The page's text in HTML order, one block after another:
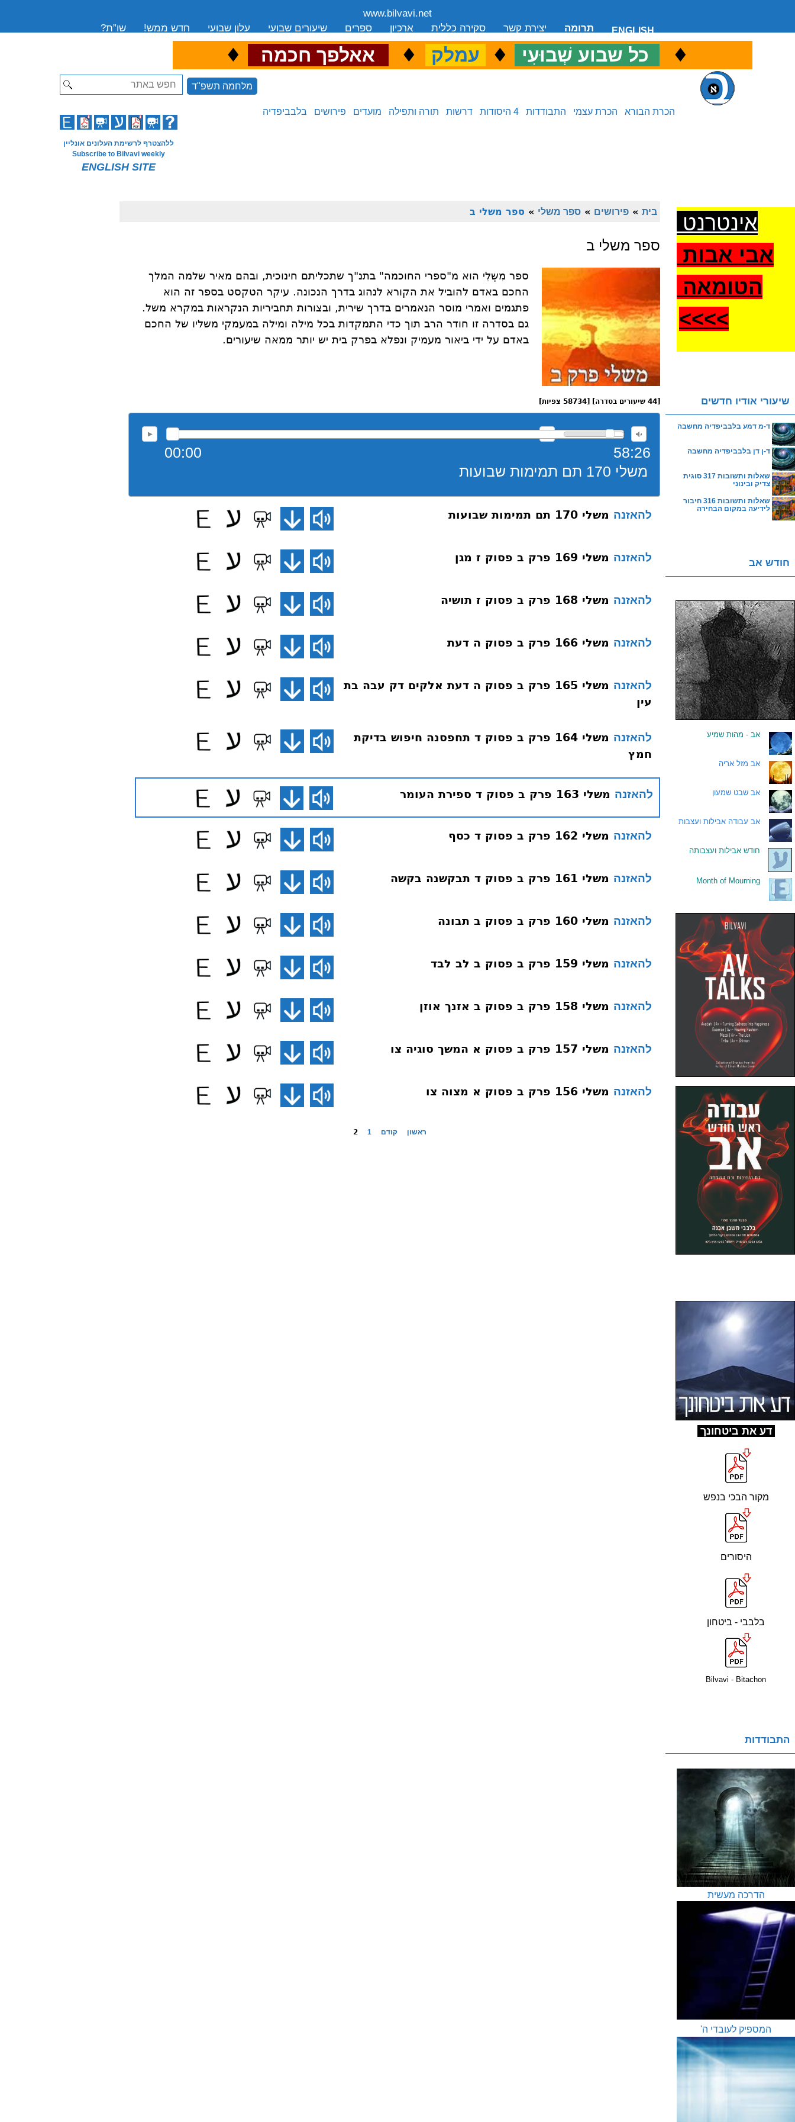
www.bilvavi.net
שו”ת?
חדש ממש! עלון שבועי שיעורים שבועי ספרים ארכיון סקירה כללית יצירת קשר תרומה ENGLISH
♦ כל שבוע שְׁבוּעִי ♦ עמלק ♦ אאלפך חכמה ♦
Search
מלחמה תשפ"ד
הכרת הבורא הכרת עצמי התבודדות 4 היסודות דרשות תורה ותפילה מועדים פירושים בלבביפדיה
ללהצטרף לרשימת העלונים אונליין
Subscribe to Bilvavi weekly
ENGLISH SITE
בית »פירושים »ספר משלי » ספר משלי ב
ספר משלי ב
ספר מִשְלֵי הוא מ"ספרי החוכמה" בתנ"ך שתכליתם חינוכית, ובהם מאיר שלמה המלך
החכם באדם להוביל את הקורא לנהוג בדרך הנכונה. עיקר הטקסט בספר זה הוא
פתגמים ואמרי מוסר הנאמרים בדרך שירית, ובצורות תחביריות הנקראות במקרא משל.
גם בסדרה זו חודר הרב תוך כדי התמקדות בכל מילה ומילה במעמקי משליו של החכם
באדם על ידי ביאור מעמיק ונפלא בפרק בית יש יותר ממאה שיעורים.
[44 שיעורים בסדרה] [58734 צפיות]
00:00
58:26
משלי 170 תם תמימות שבועות
להאזנה משלי 170 תם תמימות שבועות
להאזנה משלי 169 פרק ב פסוק ז מגן
להאזנה משלי 168 פרק ב פסוק ז תושיה
להאזנה משלי 166 פרק ב פסוק ה דעת
להאזנה
משלי 165 פרק ב פסוק ה דעת אלקים דק עבה בת
עין
להאזנה
משלי 164 פרק ב פסוק ד תחפסנה חיפוש בדיקת
חמץ
להאזנה משלי 163 פרק ב פסוק ד ספירת העומר
להאזנה משלי 162 פרק ב פסוק ד כסף
להאזנה משלי 161 פרק ב פסוק ד תבקשנה בקשה
להאזנה משלי 160 פרק ב פסוק ב תבונה
להאזנה משלי 159 פרק ב פסוק ב לב לבד
להאזנה משלי 158 פרק ב פסוק ב אזנך אוזן
להאזנה משלי 157 פרק ב פסוק א המשך סוגיה צו
להאזנה משלי 156 פרק ב פסוק א מצוה צו
ראשון קודם 1
2
אינטרנט
אבי אבות
הטומאה
>>>
>
שיעורי אודיו חדשים
ד-מ דמע בלבביפדיה מחשבה
ד-ן דן בלבביפדיה מחשבה
שאלות ותשובות 317 סוגית
צדיק ובינוני
שאלות ותשובות 316 חיבור
לידיעה במקום הבחירה
חודש אב
אב - מהות שמיע
אב מזל אריה
אב שבט שמעון
אב עבודה אבילות ועצבות
חודש אבילות ועצבותה
Month of Mourning
דע את ביטחונך
מקור הבכי בנפש
היסורים
בלבבי - ביטחון
Bilvavi - Bitachon
התבודדות
הדרכה מעשית
המספיק לעובדי ה'